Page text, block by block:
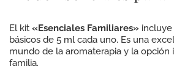
El kit «Esenciales Familiares» incluye
básicos de 5 ml cada uno. Es una
mundo de la aromaterapia y la opción
familia.